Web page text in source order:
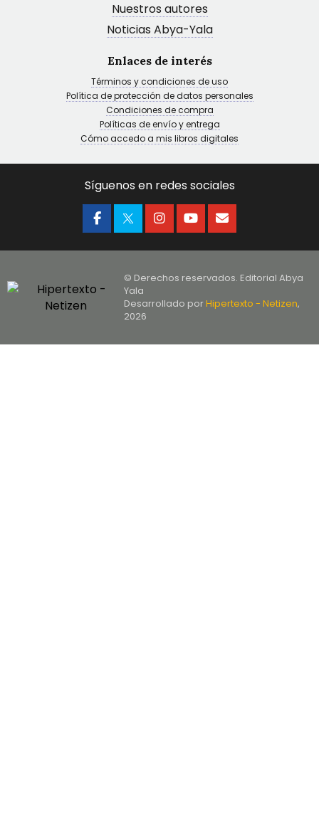
Nuestros autores
Noticias Abya-Yala
Enlaces de interés
Términos y condiciones de uso
Política de protección de datos personales
Condiciones de compra
Políticas de envío y entrega
Cómo accedo a mis libros digitales
Síguenos en redes sociales
© Derechos reservados. Editorial Abya
Yala
Desarrollado porHipertexto - Netizen,
2026